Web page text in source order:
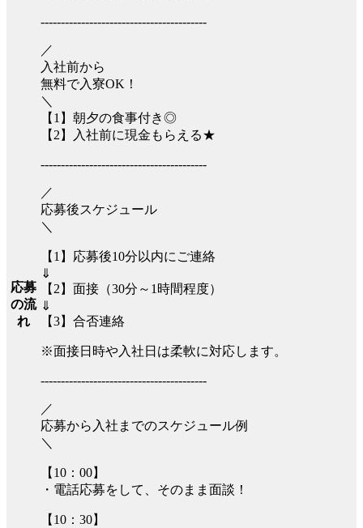
応募
の流
れ
-----------------------------------------
／
入社前から
無料で入寮OK！
＼
【1】朝夕の食事付き◎
【2】入社前に現金もらえる★
-----------------------------------------
／
応募後スケジュール
＼
【1】応募後10分以内にご連絡
⇓
【2】面接（30分～1時間程度）
⇓
【3】合否連絡
※面接日時や入社日は柔軟に対応します。
-----------------------------------------
／
応募から入社までのスケジュール例
＼
【10：00】
・電話応募をして、そのまま面談！
【10：30】